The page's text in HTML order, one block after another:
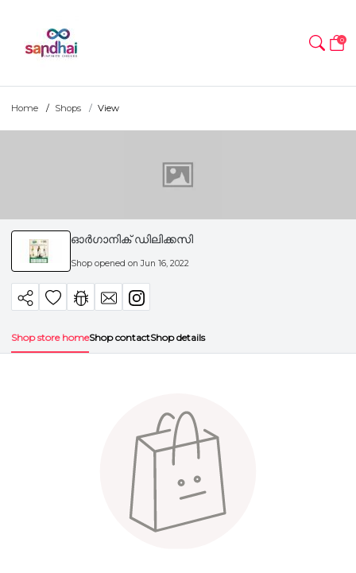
0
Home Shops View
ഓർഗാനിക് ഡിലിക്കസി
Shop opened onJun 16, 2022
Shop store homeShop contactShop details